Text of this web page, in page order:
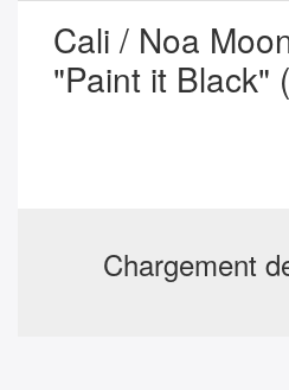
Cali / Noa
"Paint it Black"
Chargement